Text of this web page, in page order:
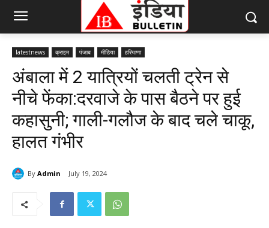
latestnews क्राइम पंजाब मीडिया हरियाणा
अंबाला में 2 यात्रियों चलती ट्रेन से
नीचे फेंका:दरवाजे के पास बैठने पर हुई
कहासुनी; गाली-गलौज के बाद चले चाकू,
हालत गंभीर
By Admin July 19, 2024